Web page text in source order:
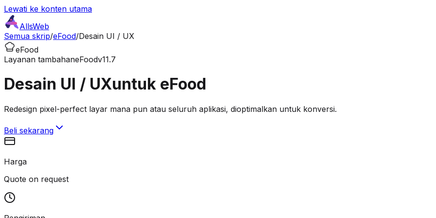
Lewati ke konten utama
AllsWeb
Semua skrip/eFood/Desain UI / UX
eFood
Layanan tambahaneFoodv11.7
Desain UI / UXuntuk eFood
Redesign pixel-perfect layar mana pun atau seluruh aplikasi, dioptimalkan untuk konversi.
Beli sekarang
Harga
Quote on request